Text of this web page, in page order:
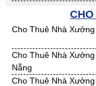
Bán Đất KCN Ninh
Bán Đất KCN Quảng
Bán Đất KCN Quảng
Bán Đất KCN Cần Thơ
Bán Đất KCN Bạc Liêu
Cho Thuê Nhà
Cho Thuê Nhà
Nẵng
Cho Thuê Nhà